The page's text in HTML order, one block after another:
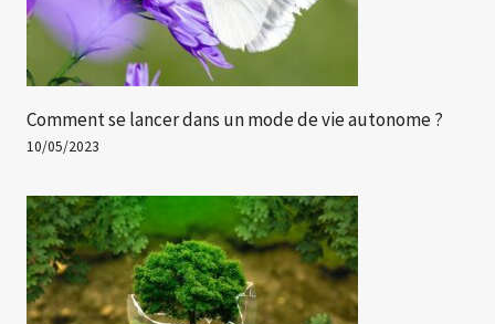
Comment se lancer dans un mode de vie autonome ?
10/05/2023